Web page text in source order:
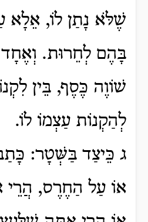
שֶׁלֹּא נָתַן לוֹ, אֵלָא
בָּהֶם לְחֵרוּת.
שׁוֹוֶה כֶּסֶף, בֵּין
לְהַקְנוֹת עַצְמוֹ לוֹ.
ג כֵּיצַד בַּשְּׁטָר:
אוֹ עַל הַחֶרֶס, הֲרֵי